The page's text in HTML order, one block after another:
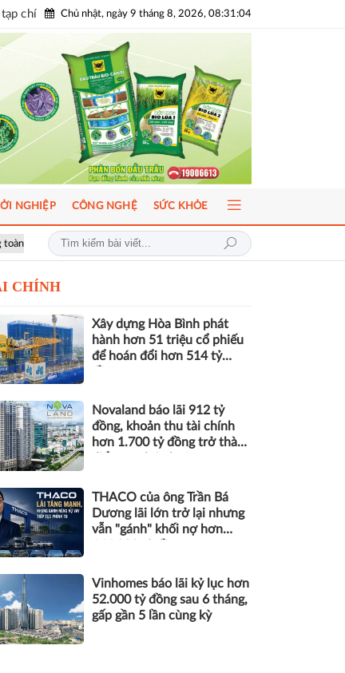
chí Chủ nhật, ngày 9 tháng 8, 2026, 08:31:05
2026: Đột phá mới trong phát triển Y học bào thai và Di truyền học
NGHIỆP CÔNG NGHỆ SỨC KHỎE
CHÍNH
Xây dựng Hòa Bình phát
hành hơn 51 triệu cổ phiếu
để hoán đổi hơn 514 tỷ
Novaland báo lãi 912 tỷ
đồng, khoản thu tài chính
hơn 1.700 tỷ đồng trở thành
THACO của ông Trần Bá
Dương lãi lớn trở lại nhưng
vẫn "gánh" khối nợ hơn
Vinhomes báo lãi kỷ lục hơn
52.000 tỷ đồng sau 6 tháng,
gấp gần 5 lần cùng kỳ